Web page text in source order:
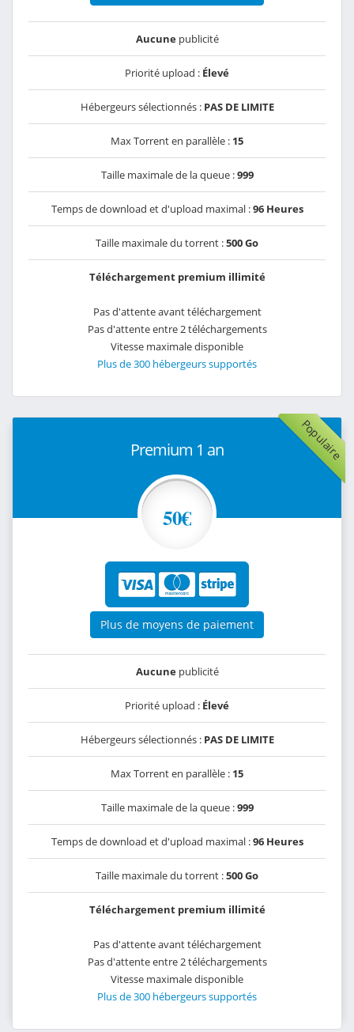
Aucunepublicité
Priorité upload : Élevé
Hébergeurs sélectionnés : PAS DE LIMITE
Max Torrent en parallèle : 15
Taille maximale de la queue :999
Temps de download et d'upload maximal :96 Heures
Taille maximale du torrent :500 Go
Téléchargement premium illimité
Pas d'attente avant téléchargement
Pas d'attente entre 2 téléchargements
Vitesse maximale disponible
Plus de 300 hébergeurs supportés
Populaire
Premium 1 an
50€
Plus de moyens de paiement
Aucunepublicité
Priorité upload : Élevé
Hébergeurs sélectionnés : PAS DE LIMITE
Max Torrent en parallèle : 15
Taille maximale de la queue :999
Temps de download et d'upload maximal :96 Heures
Taille maximale du torrent :500 Go
Téléchargement premium illimité
Pas d'attente avant téléchargement
Pas d'attente entre 2 téléchargements
Vitesse maximale disponible
Plus de 300 hébergeurs supportés